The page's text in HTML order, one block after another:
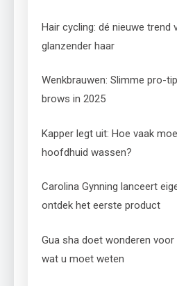
Hair cycling: dé nieuwe trend
glanzender haar
Wenkbrauwen: Slimme pro-
brows in 2025
Kapper legt uit: Hoe vaak
hoofdhuid wassen?
Carolina Gynning lanceert
ontdek het eerste product
Gua sha doet wonderen
wat u moet weten